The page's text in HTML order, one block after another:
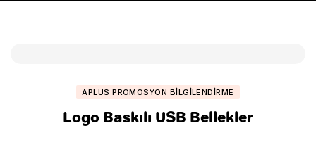
APLUS PROMOSYON BILGILENDIRME
Logo Baskılı USB Bellekler